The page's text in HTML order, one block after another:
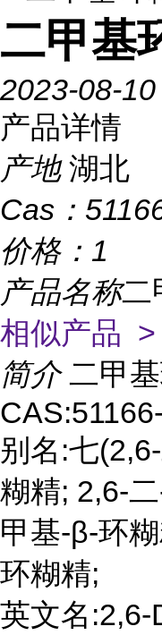
二甲基
2023-08-10
产品详情
产地 湖北
Cas：
价格： 1
产品名称二
相似产品 >
简介 二甲
别名:七
糊精; 2,6-
甲基-β-环
环糊精;
英文名:2,6-